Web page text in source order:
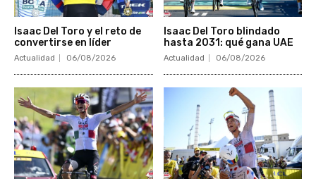
Isaac Del Toro y el reto de
convertirse en líder
Actualidad 06/08/2026
Isaac Del Toro blindado
hasta 2031: qué gana UAE
Actualidad 06/08/2026